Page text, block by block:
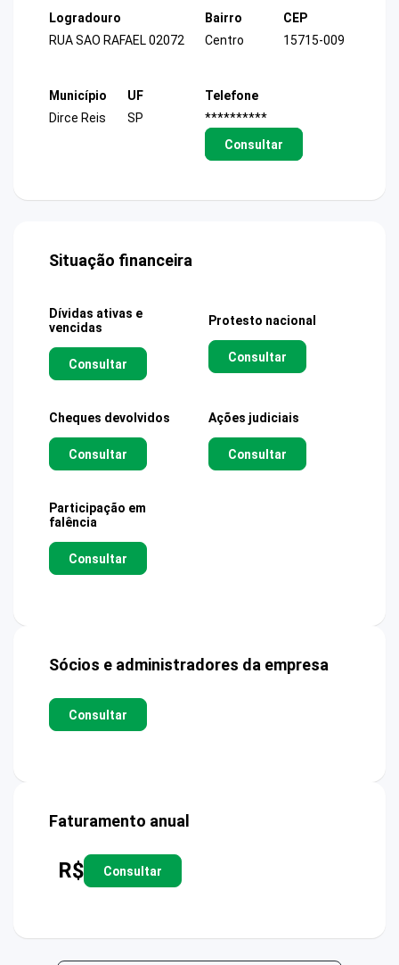
Logradouro
RUA SAO RAFAEL 02072
Bairro
Centro
CEP
15715-009
Município
Dirce Reis
UF
SP
Telefone
**********
Consultar
Situação financeira
Dívidas ativas e
vencidas
Consultar
Protesto nacional
Consultar
Cheques devolvidos
Consultar
Ações judiciais
Consultar
Participação em
falência
Consultar
Sócios e administradores da empresa
Consultar
Faturamento anual
R$ Consultar